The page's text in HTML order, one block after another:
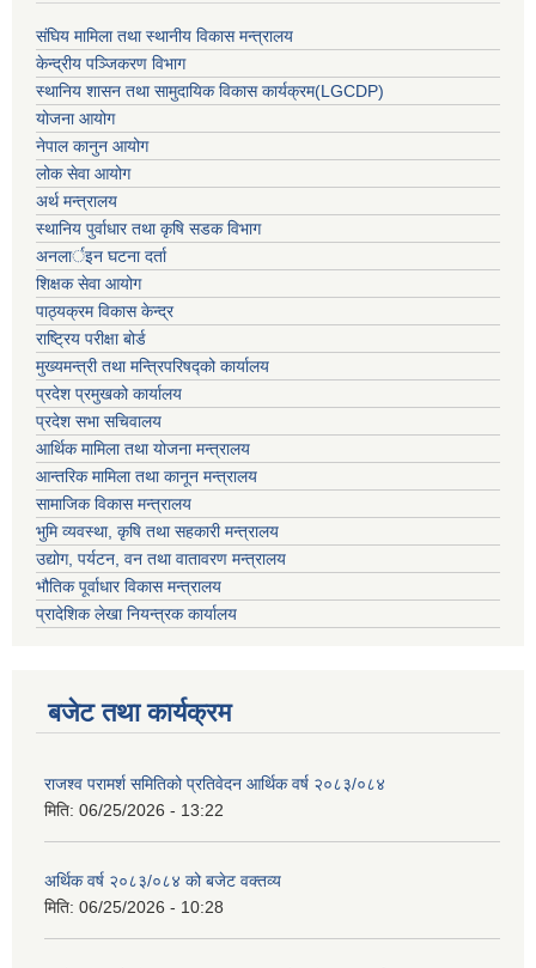
संघिय मामिला तथा स्थानीय विकास मन्त्रालय
केन्द्रीय पञ्जिकरण विभाग
स्थानिय शासन तथा सामुदायिक विकास कार्यक्रम(LGCDP)
योजना आयोग
नेपाल कानुन आयोग
लोक सेवा आयोग
अर्थ मन्त्रालय
स्थानिय पुर्वाधार तथा कृषि सडक विभाग
अनलार्इन घटना दर्ता
शिक्षक सेवा आयोग
पाठ्यक्रम विकास केन्द्र
राष्ट्रिय परीक्षा बोर्ड
मुख्यमन्त्री तथा मन्त्रिपरिषद्को कार्यालय
प्रदेश प्रमुखको कार्यालय
प्रदेश सभा सचिवालय
आर्थिक मामिला तथा योजना मन्त्रालय
आन्तरिक मामिला तथा कानून मन्त्रालय
सामाजिक विकास मन्त्रालय
भुमि व्यवस्था, कृषि तथा सहकारी मन्त्रालय
उद्योग, पर्यटन, वन तथा वातावरण मन्त्रालय
भौतिक पूर्वाधार विकास मन्त्रालय
प्रादेशिक लेखा नियन्त्रक कार्यालय
बजेट तथा कार्यक्रम
राजश्व परामर्श समितिको प्रतिवेदन आर्थिक वर्ष २०८३/०८४
मिति: 06/25/2026 - 13:22
अर्थिक वर्ष २०८३/०८४ को बजेट वक्तव्य
मिति: 06/25/2026 - 10:28